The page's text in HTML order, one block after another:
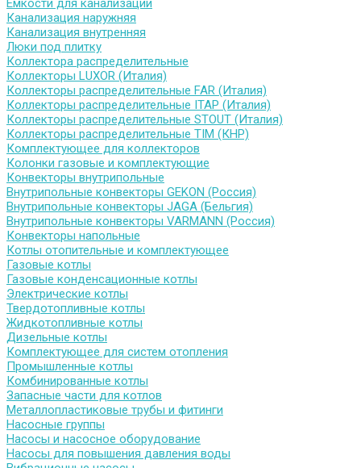
Емкости для канализации
Канализация наружняя
Канализация внутренняя
Люки под плитку
Коллектора распределительные
Коллекторы LUXOR (Италия)
Коллекторы распределительные FAR (Италия)
Коллекторы распределительные ITAP (Италия)
Коллекторы распределительные STOUT (Италия)
Коллекторы распределительные TIM (КНР)
Комплектующее для коллекторов
Колонки газовые и комплектующие
Конвекторы внутрипольные
Внутрипольные конвекторы GEKON (Россия)
Внутрипольные конвекторы JAGA (Бельгия)
Внутрипольные конвекторы VARMANN (Россия)
Конвекторы напольные
Котлы отопительные и комплектующее
Газовые котлы
Газовые конденсационные котлы
Электрические котлы
Твердотопливные котлы
Жидкотопливные котлы
Дизельные котлы
Комплектующее для систем отопления
Промышленные котлы
Комбинированные котлы
Запасные части для котлов
Металлопластиковые трубы и фитинги
Насосные группы
Насосы и насосное оборудование
Насосы для повышения давления воды